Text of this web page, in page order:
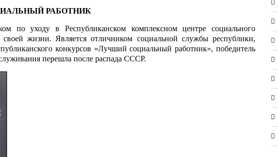
РАБОТНИК
по уходу в Республиканском комплексном центре социального
жизни. Является отличником социальной службы республики,
конкурсов «Лучший социальный работник», победитель
перешла после распада СССР.